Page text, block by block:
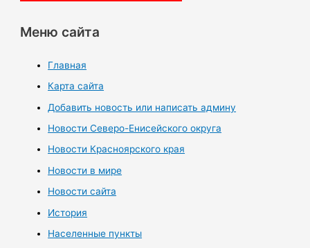
Меню сайта
Главная
Карта сайта
Добавить новость или написать админу
Новости Северо-Енисейского округа
Новости Красноярского края
Новости в мире
Новости сайта
История
Населенные пункты